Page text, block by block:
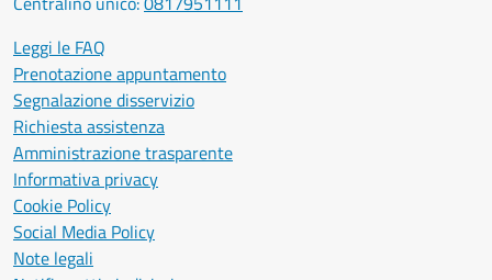
Leggi le FAQ
Prenotazione appuntamento
Segnalazione disservizio
Richiesta assistenza
Amministrazione trasparente
Informativa privacy
Cookie Policy
Social Media Policy
Note legali